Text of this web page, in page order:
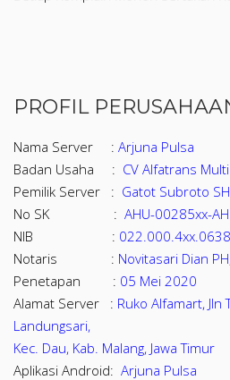
PROFIL
Nama Server : Arjuna Pulsa
Badan Usaha : CV Alfatrans
Pemilik Server : Gatot Subroto SH
No SK : AHU-00285xx-
NIB : 022.000.4xx.0638
Notaris : Novitasari Dian
Penetapan : 05 Mei 2020
Alamat Server : Ruko Alfamart, Jln
Landungsari,
Kec. Dau, Kab. Malang, Jawa Timur
Aplikasi Android: Arjuna Pulsa